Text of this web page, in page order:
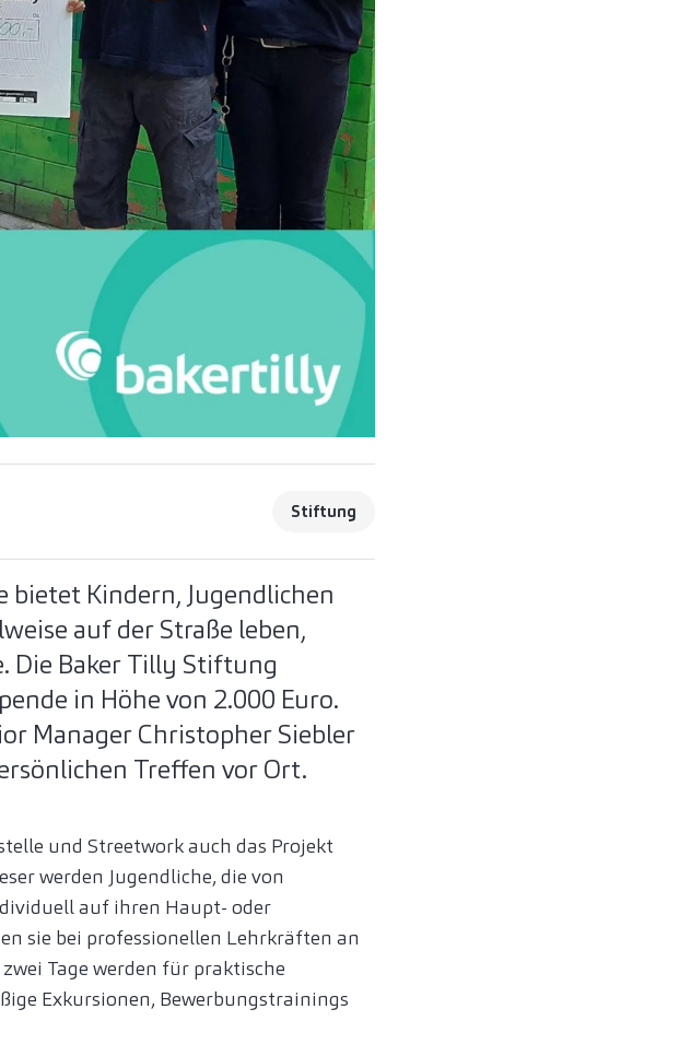
Stiftung
bietet Kindern, Jugendlichen
auf der Straße leben,
Die Baker Tilly Stiftung
in Höhe von 2.000 Euro.
Manager Christopher Siebler
Treffen vor Ort.
und Streetwork auch das Projekt
werden Jugendliche, die von
auf ihren Haupt- oder
sie bei professionellen Lehrkräften an
Tage werden für praktische
Exkursionen, Bewerbungstrainings